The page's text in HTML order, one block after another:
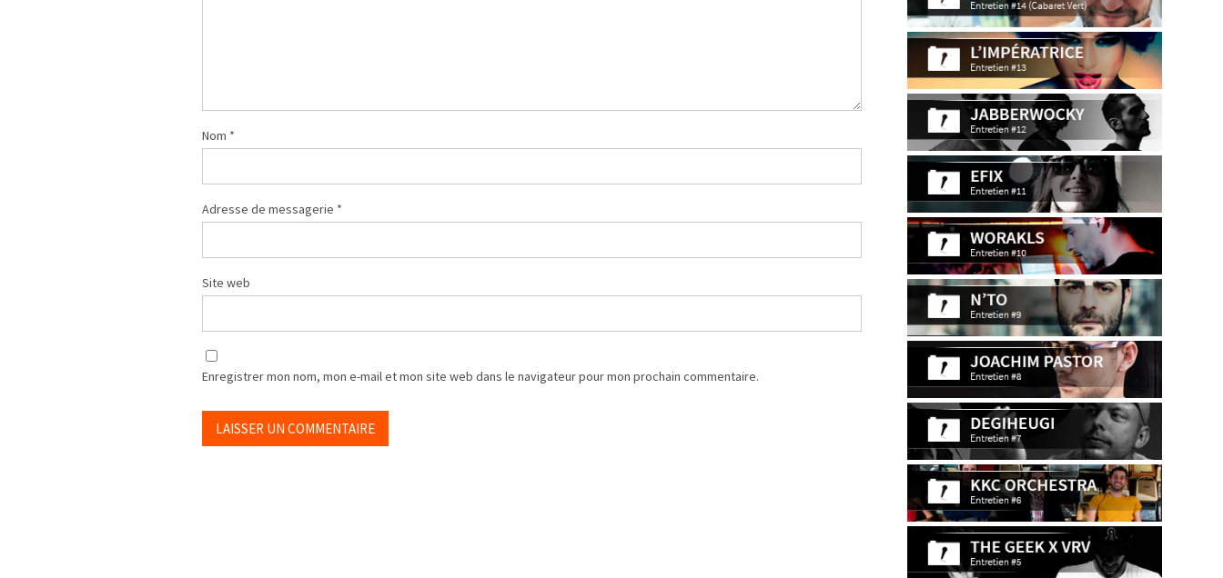
Nom *
Adresse de messagerie *
Site web
Enregistrer mon nom, mon e-mail et mon site web dans le navigateur pour mon prochain commentaire.